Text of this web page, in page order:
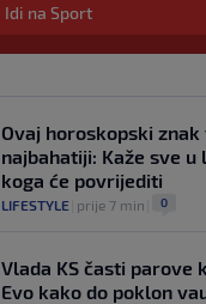
NOGOMET|prije 4 h
Aldian Korora: Jedan
plavi voz
NOGOMET prije 5 h| 0
Idi na Sport
Ovaj horoskopski znak
najbahatiji: Kaže sve u
koga će povrijediti
LIFESTYLE prije 7 min 0
Vlada KS časti parove
Evo kako do poklon